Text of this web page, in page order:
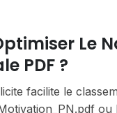
Le
PDF ?
facilite le